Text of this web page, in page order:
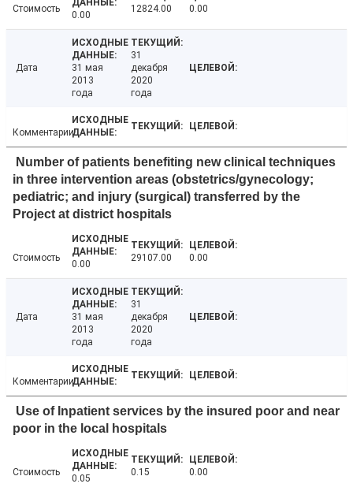
Стоимость
0.00
12824.00 0.00
Дата
31 мая
2013
года
31
декабря
2020
года
Комментарии
Number of patients benefiting new clinical techniques
in three intervention areas (obstetrics/gynecology;
pediatric; and injury (surgical) transferred by the
Project at district hospitals
Стоимость
0.00
29107.00 0.00
Дата
31 мая
2013
года
31
декабря
2020
года
Комментарии
Use of Inpatient services by the insured poor and near
poor in the local hospitals
Стоимость
0.05
0.15 0.00